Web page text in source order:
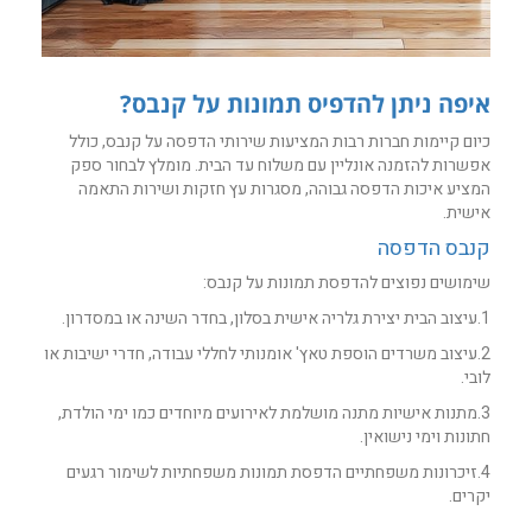
איפה ניתן להדפיס תמונות על קנבס?
כיום קיימות חברות רבות המציעות שירותי הדפסה על קנבס, כולל
אפשרות להזמנה אונליין עם משלוח עד הבית. מומלץ לבחור ספק
המציע איכות הדפסה גבוהה, מסגרות עץ חזקות ושירות התאמה
אישית.
קנבס הדפסה
שימושים נפוצים להדפסת תמונות על קנבס:
1.עיצוב הבית יצירת גלריה אישית בסלון, בחדר השינה או במסדרון.
2.עיצוב משרדים הוספת טאץ' אומנותי לחללי עבודה, חדרי ישיבות או
לובי.
3.מתנות אישיות מתנה מושלמת לאירועים מיוחדים כמו ימי הולדת,
חתונות וימי נישואין.
4.זיכרונות משפחתיים הדפסת תמונות משפחתיות לשימור רגעים
יקרים.